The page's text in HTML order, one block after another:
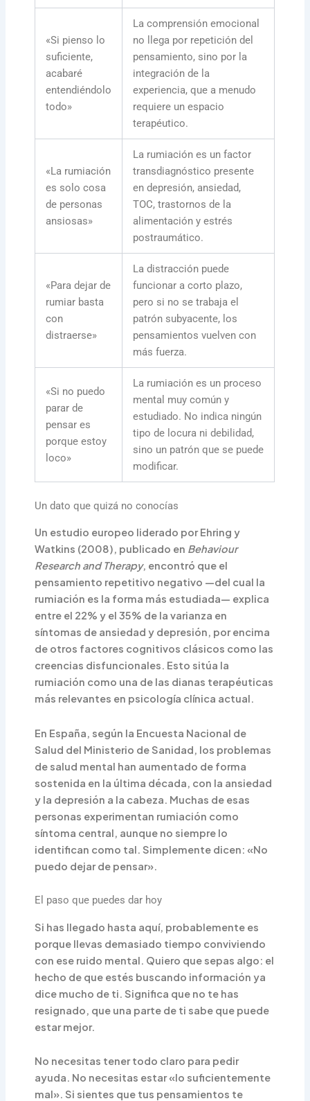
«Si pienso lo
suficiente,
acabaré
entendiéndolo
todo»
La comprensión emocional
no llega por repetición del
pensamiento, sino por la
integración de la
experiencia, que a menudo
requiere un espacio
terapéutico.
«La rumiación
es solo cosa
de personas
ansiosas»
La rumiación es un factor
transdiagnóstico presente
en depresión, ansiedad,
TOC, trastornos de la
alimentación y estrés
postraumático.
«Para dejar de
rumiar basta
con
distraerse»
La distracción puede
funcionar a corto plazo,
pero si no se trabaja el
patrón subyacente, los
pensamientos vuelven con
más fuerza.
«Si no puedo
parar de
pensar es
porque estoy
loco»
La rumiación es un proceso
mental muy común y
estudiado. No indica ningún
tipo de locura ni debilidad,
sino un patrón que se puede
modificar.
Un dato que quizá no conocías
Un estudio europeo liderado por Ehring y
Watkins (2008), publicado en Behaviour
Research and Therapy, encontró que el
pensamiento repetitivo negativo —del cual la
rumiación es la forma más estudiada— explica
entre el 22% y el 35% de la varianza en
síntomas de ansiedad y depresión, por encima
de otros factores cognitivos clásicos como las
creencias disfuncionales. Esto sitúa la
rumiación como una de las dianas terapéuticas
más relevantes en psicología clínica actual.
En España, según la Encuesta Nacional de
Salud del Ministerio de Sanidad, los problemas
de salud mental han aumentado de forma
sostenida en la última década, con la ansiedad
y la depresión a la cabeza. Muchas de esas
personas experimentan rumiación como
síntoma central, aunque no siempre lo
identifican como tal. Simplemente dicen: «No
puedo dejar de pensar».
El paso que puedes dar hoy
Si has llegado hasta aquí, probablemente es
porque llevas demasiado tiempo conviviendo
con ese ruido mental. Quiero que sepas algo: el
hecho de que estés buscando información ya
dice mucho de ti. Significa que no te has
resignado, que una parte de ti sabe que puede
estar mejor.
No necesitas tener todo claro para pedir
ayuda. No necesitas estar «lo suficientemente
mal». Si sientes que tus pensamientos te